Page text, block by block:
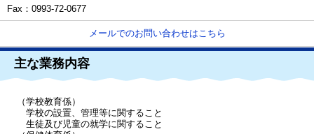
Fax：0993-72-0677
メールでのお問い合わせはこちら
主な業務内容
（学校教育係）
学校の設置、管理等に関すること
生徒及び児童の就学に関すること